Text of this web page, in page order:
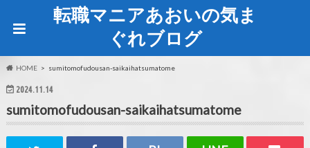
転職マニアあおいの気ま
ぐれブログ
HOME sumitomofudousan-saikaihatsumatome
2024.11.14
sumitomofudousan-saikaihatsumatome